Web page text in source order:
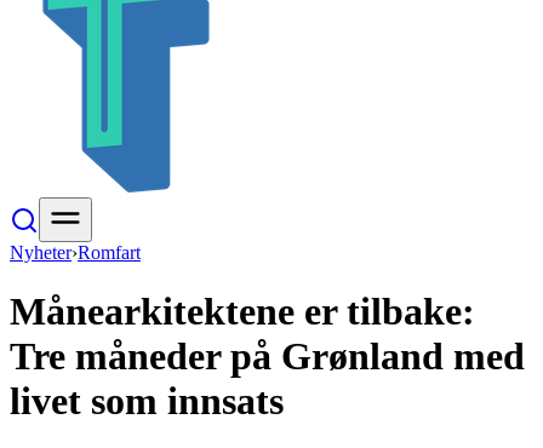
Nyheter›Romfart
Månearkitektene er tilbake:
Tre måneder på Grønland med
livet som innsats